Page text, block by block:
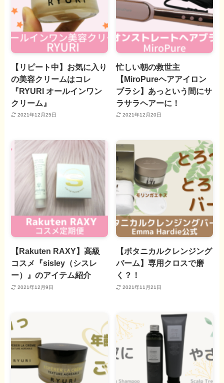
【リピート中】お気に入り
の美容クリームはコレ
『RYURI オールインワン
クリーム』
2021年12月25日
忙しい朝の救世主
【MiroPureヘアアイロン
ブラシ】あっという間にサ
ラサラヘアーに！
2021年12月20日
【Rakuten RAXY】高級
コスメ『sisley（シスレ
ー）』のアイテム紹介
2021年12月9日
【ボタニカルクレンジング
バーム】専用クロスで磨
く？！
2021年11月21日